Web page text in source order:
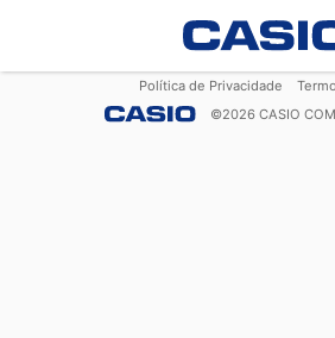
Política de Privacidade
©2026 CASIO